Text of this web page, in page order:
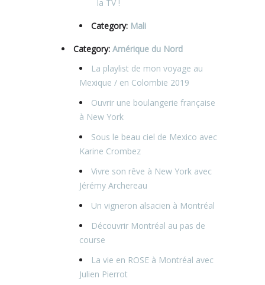
la TV !
Category: Mali
Category: Amérique du Nord
La playlist de mon voyage au
Mexique / en Colombie 2019
Ouvrir une boulangerie française
à New York
Sous le beau ciel de Mexico avec
Karine Crombez
Vivre son rêve à New York avec
Jérémy Archereau
Un vigneron alsacien à Montréal
Découvrir Montréal au pas de
course
La vie en ROSE à Montréal avec
Julien Pierrot